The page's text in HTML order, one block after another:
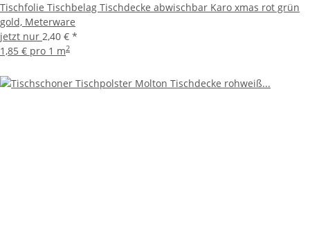
Tischfolie Tischbelag Tischdecke abwischbar Karo xmas rot grün
gold, Meterware
jetzt nur 2,40 € *
1,85 € pro 1 m2